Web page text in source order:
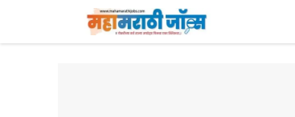
content